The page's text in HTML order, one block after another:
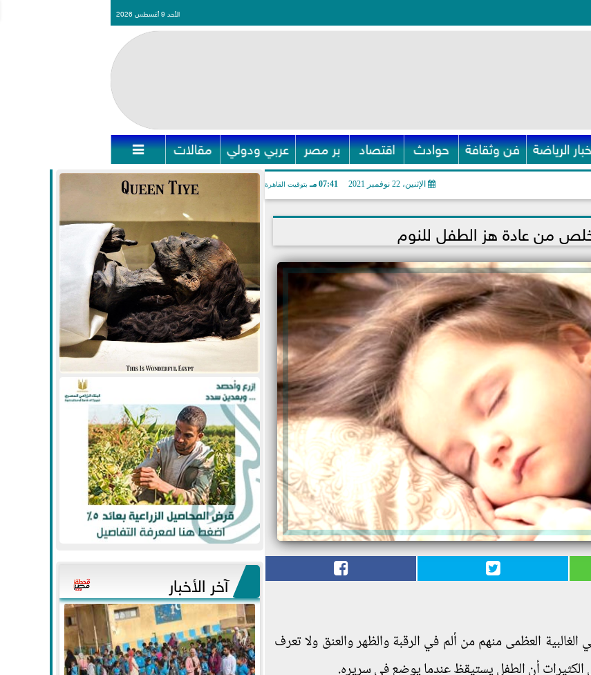
الأحد 9 أغسطس 2026
الرياضة فن وثقافة حوادث اقتصاد بر مصر عربي ودولي مقالات 
الإثنين، 22 نوفمبر 2021 07:41 مـ بتوقيت القاهرة
من عادة هز الطفل للنوم
العظمى منهم من ألم في الرقبة والظهر والعنق ولا تعرف
الكثيرات أن الطفل يستيقظ عندما يوضع في سريره.
آخر الأخبار